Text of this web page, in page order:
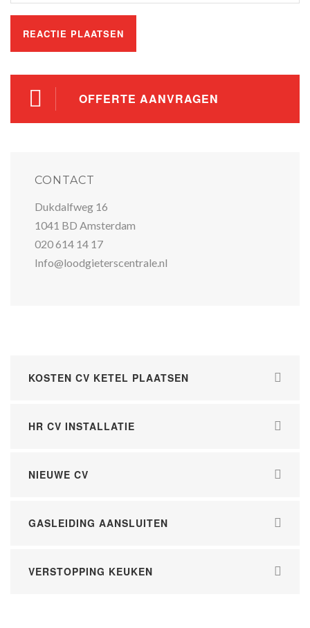
OFFERTE AANVRAGEN
CONTACT
Dukdalfweg 16
1041 BD Amsterdam
020 614 14 17
Info@loodgieterscentrale.nl
KOSTEN CV KETEL PLAATSEN
HR CV INSTALLATIE
NIEUWE CV
GASLEIDING AANSLUITEN
VERSTOPPING KEUKEN